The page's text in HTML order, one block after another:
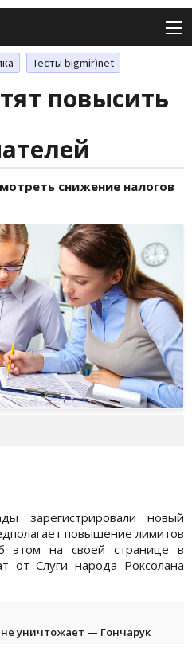
Тесты bigmir)net
повысить
снижение налогов
зарегистрировали новый
повышение лимитов
на своей странице в
от Слуги народа Роксолана
уничтожает — Гончарук